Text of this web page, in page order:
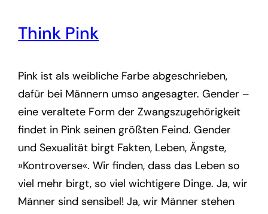
Think Pink
Pink ist als weibliche Farbe abgeschrieben,
dafür bei Männern umso angesagter. Gender –
eine veraltete Form der Zwangszugehörigkeit
findet in Pink seinen größten Feind. Gender
und Sexualität birgt Fakten, Leben, Ängste,
»Kontroverse«. Wir finden, dass das Leben so
viel mehr birgt, so viel wichtigere Dinge. Ja, wir
Männer sind sensibel! Ja, wir Männer stehen